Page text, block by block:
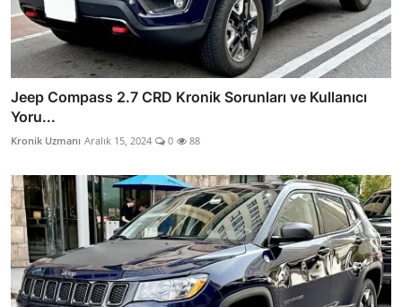
Jeep Compass 2.7 CRD Kronik Sorunları ve Kullanıcı
Yoru...
Kronik Uzmanı Aralık 15, 2024 0 88